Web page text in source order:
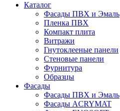
Каталог
Фасады ПВХ и Эмаль
Пленка ПВХ
Компакт плита
Витражи
Гнутоклееные панели
Стеновые панели
Фурнитура
Образцы
Фасады
Фасады ПВХ и Эмаль
Фасады ACRYMAT